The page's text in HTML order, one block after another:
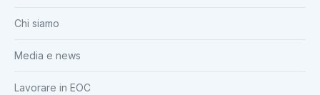
Chi siamo
Media e news
Lavorare in EOC